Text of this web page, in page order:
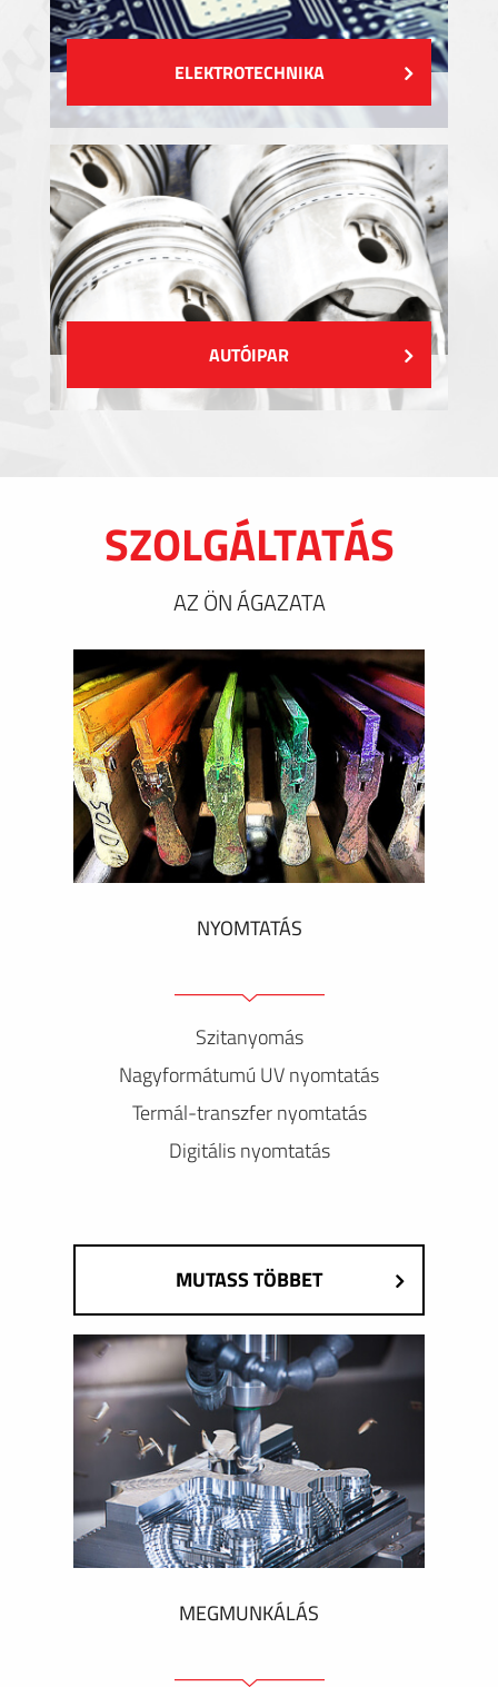
ELEKTROTECHNIKA
AUTÓIPAR
SZOLGÁLTATÁS
AZ ÖN ÁGAZATA
NYOMTATÁS
Szitanyomás
Nagyformátumú UV nyomtatás
Termál-transzfer nyomtatás
Digitális nyomtatás
MUTASS TÖBBET
MEGMUNKÁLÁS